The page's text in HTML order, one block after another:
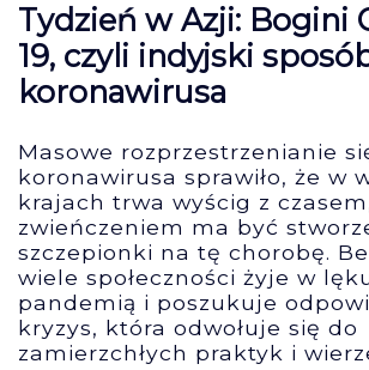
Tydzień w Azji: Bogini
19, czyli indyjski
koronawirusa
Masowe rozprzestrzenianie
koronawirusa sprawiło, że w
krajach trwa wyścig z
zwieńczeniem ma być
szczepionki na tę chorobę.
wiele społeczności żyje w
pandemią i poszukuje
kryzys, która odwołuje się do
zamierzchłych praktyk i